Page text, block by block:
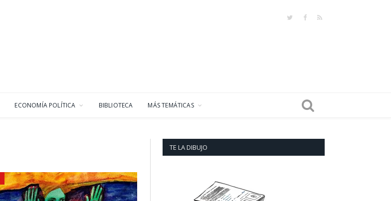
TwitterFacebook
RSS
ECONOMÍA POLÍTICA BIBLIOTECA MÁS TEMÁTICAS
TE LA DIBUJO